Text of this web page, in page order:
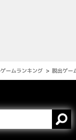
ームランキング 脱出ゲ